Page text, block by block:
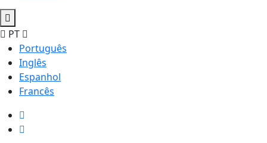
PT
Português
Inglês
Espanhol
Francês